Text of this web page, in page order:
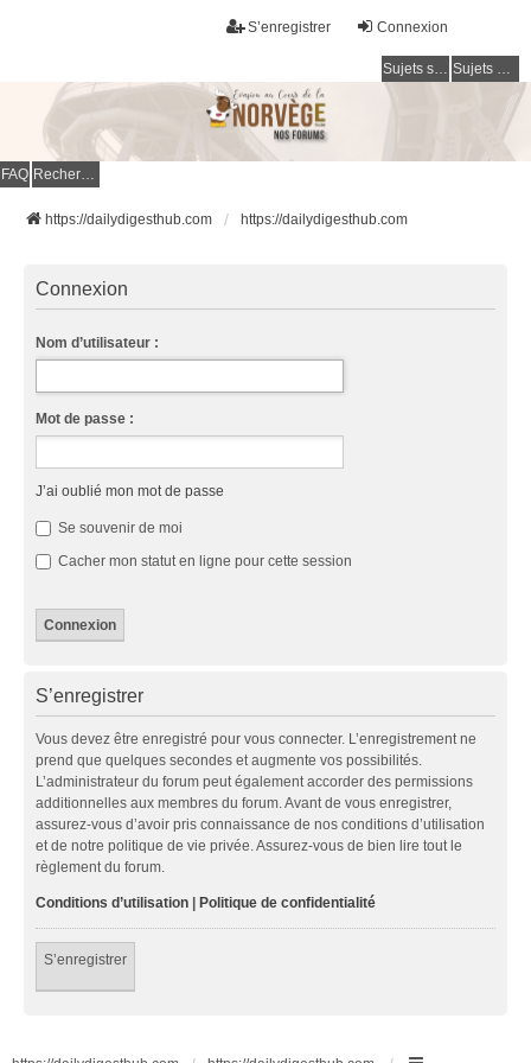
Connexion
S’enregistrer
Sujets sans réponse Sujets actifs
FAQ Rechercher
https://dailydigesthub.com https://dailydigesthub.com
Connexion
Nom d’utilisateur :
Mot de passe :
J’ai oublié mon mot de passe
Se souvenir de moi
Cacher mon statut en ligne pour cette session
S’enregistrer
Vous devez être enregistré pour vous connecter. L’enregistrement ne
prend que quelques secondes et augmente vos possibilités.
L’administrateur du forum peut également accorder des permissions
additionnelles aux membres du forum. Avant de vous enregistrer,
assurez-vous d’avoir pris connaissance de nos conditions d’utilisation
et de notre politique de vie privée. Assurez-vous de bien lire tout le
règlement du forum.
Conditions d’utilisation Politique de confidentialité
S’enregistrer